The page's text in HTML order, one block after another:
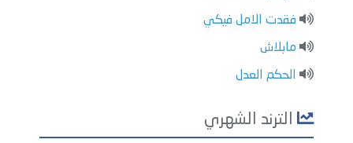
فقدت الامل فيكي
مابلاش
الحكم العدل
الترند الشهري